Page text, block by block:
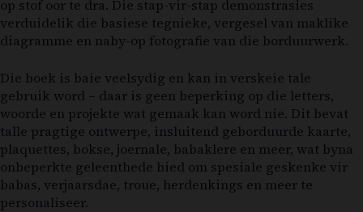
op stof oor te dra. Die stap-vir-stap demonstrasies
verduidelik die basiese tegnieke, vergesel van maklike
diagramme en naby-op fotografie van die borduurwerk.
Die boek is baie veelsydig en kan in verskeie tale
gebruik word – daar is geen beperking op die letters,
woorde en projekte wat gemaak kan word nie. Dit bevat
talle pragtige ontwerpe, insluitend geborduurde kaarte,
plaquettes, bokse, joernale, babaklere en meer, wat byna
onbeperkte geleenthede bied om spesiale geskenke vir
babas, verjaarsdae, troue, herdenkings en meer te
personaliseer.